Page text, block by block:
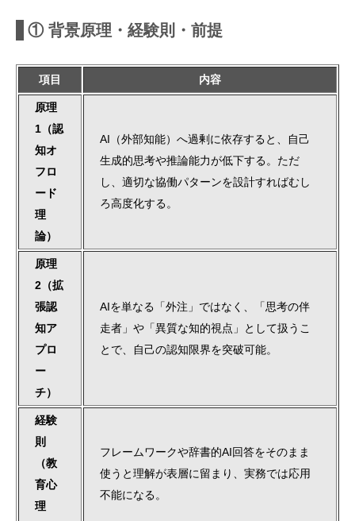
① 背景原理・経験則・前提
項目 内容
原理
1（認
知オ
フロ
ード
理
論）
AI（外部知能）へ過剰に依存すると、自己
生成的思考や推論能力が低下する。ただ
し、適切な協働パターンを設計すればむし
ろ高度化する。
原理
2（拡
張認
知ア
プロ
ー
チ）
AIを単なる「外注」ではなく、「思考の伴
走者」や「異質な知的視点」として扱うこ
とで、自己の認知限界を突破可能。
経験
則
（教
育心
理
フレームワークや辞書的AI回答をそのまま
使うと理解が表層に留まり、実務では応用
不能になる。